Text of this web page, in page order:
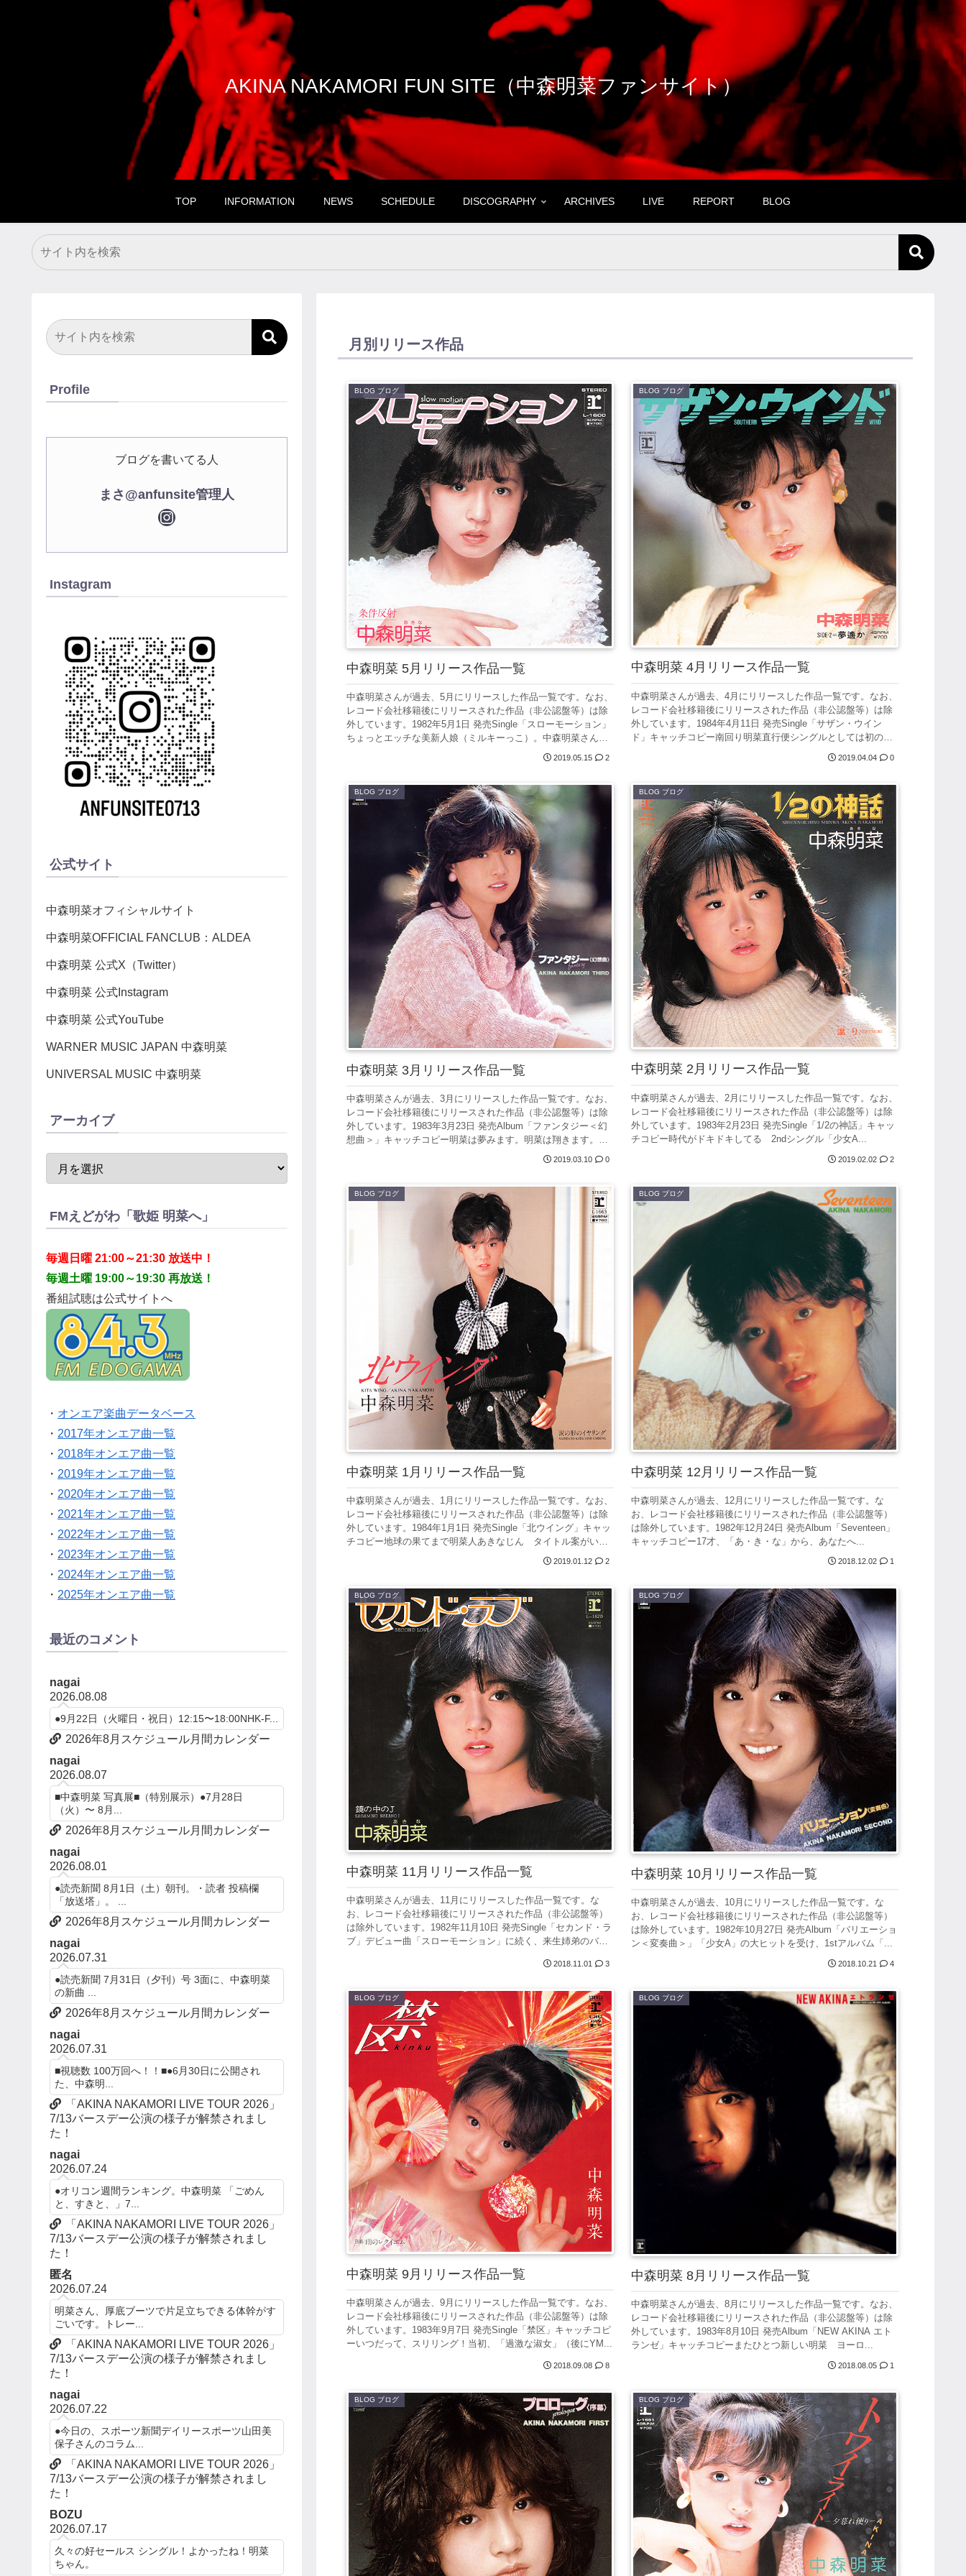
AKINA NAKAMORI FUN SITE（中森明菜ファンサイト）
TOP INFORMATION NEWS SCHEDULE DISCOGRAPHY ARCHIVES LIVE REPORT BLOG
月別リリース作品
BLOG ブログ
中森明菜 5月リリース作品一覧
中森明菜さんが過去、5月にリリースした作品一覧です。なお、
レコード会社移籍後にリリースされた作品（非公認盤等）は除
外しています。1982年5月1日 発売Single「スローモーション」
ちょっとエッチな美新人娘（ミルキーっこ）。中森明菜さん
2019.05.15 2
BLOG ブログ
中森明菜 4月リリース作品一覧
中森明菜さんが過去、4月にリリースした作品一覧です。なお、
レコード会社移籍後にリリースされた作品（非公認盤等）は除
外しています。1984年4月11日 発売Single「サザン・ウイン
ド」キャッチコピー南回り明菜直行便シングルとしては初の夏
2019.04.04 0
BLOG ブログ
中森明菜 3月リリース作品一覧
中森明菜さんが過去、3月にリリースした作品一覧です。なお、
レコード会社移籍後にリリースされた作品（非公認盤等）は除
外しています。1983年3月23日 発売Album「ファンタジー＜幻
想曲＞」キャッチコピー明菜は夢みます。明菜は翔きます。そ
2019.03.10 0
BLOG ブログ
中森明菜 2月リリース作品一覧
中森明菜さんが過去、2月にリリースした作品一覧です。なお、
レコード会社移籍後にリリースされた作品（非公認盤等）は除
外しています。1983年2月23日 発売Single「1/2の神話」キャッ
チコピー時代がドキドキしてる 2ndシングル「少女A...
2019.02.02 2
BLOG ブログ
中森明菜 1月リリース作品一覧
中森明菜さんが過去、1月にリリースした作品一覧です。なお、
レコード会社移籍後にリリースされた作品（非公認盤等）は除
外しています。1984年1月1日 発売Single「北ウイング」キャッ
チコピー地球の果てまで明菜人あきなじん タイトル案がい
2019.01.12 2
BLOG ブログ
中森明菜 12月リリース作品一覧
中森明菜さんが過去、12月にリリースした作品一覧です。な
お、レコード会社移籍後にリリースされた作品（非公認盤等）
は除外しています。1982年12月24日 発売Album「Seventeen」
キャッチコピー17才、「あ・き・な」から、あなたへ...
2018.12.02 1
BLOG ブログ
中森明菜 11月リリース作品一覧
中森明菜さんが過去、11月にリリースした作品一覧です。な
お、レコード会社移籍後にリリースされた作品（非公認盤等）
は除外しています。1982年11月10日 発売Single「セカンド・ラ
ブ」デビュー曲「スローモーション」に続く、来生姉弟のバ
2018.11.01 3
BLOG ブログ
中森明菜 10月リリース作品一覧
中森明菜さんが過去、10月にリリースした作品一覧です。な
お、レコード会社移籍後にリリースされた作品（非公認盤等）
は除外しています。1982年10月27日 発売Album「バリエーショ
ン＜変奏曲＞」「少女A」の大ヒットを受け、1stアルバム「...
2018.10.21 4
BLOG ブログ
中森明菜 9月リリース作品一覧
中森明菜さんが過去、9月にリリースした作品一覧です。なお、
レコード会社移籍後にリリースされた作品（非公認盤等）は除
外しています。1983年9月7日 発売Single「禁区」キャッチコピ
ーいつだって、スリリング！当初、「過激な淑女」（後にYM...
2018.09.08 8
BLOG ブログ
中森明菜 8月リリース作品一覧
中森明菜さんが過去、8月にリリースした作品一覧です。なお、
レコード会社移籍後にリリースされた作品（非公認盤等）は除
外しています。1983年8月10日 発売Album「NEW AKINA エト
ランゼ」キャッチコピーまたひとつ新しい明菜 ヨーロ...
2018.08.05 1
BLOG ブログ BLOG ブログ
Profile
ブログを書いてる人
まさ@anfunsite管理人
Instagram
公式サイト
中森明菜オフィシャルサイト
中森明菜OFFICIAL FANCLUB：ALDEA
中森明菜 公式X（Twitter）
中森明菜 公式Instagram
中森明菜 公式YouTube
WARNER MUSIC JAPAN 中森明菜
UNIVERSAL MUSIC 中森明菜
アーカイブ
FMえどがわ「歌姫 明菜へ」
毎週日曜 21:00～21:30 放送中！
毎週土曜 19:00～19:30 再放送！
番組試聴は公式サイトへ
・ オンエア楽曲データベース
・ 2017年オンエア曲一覧
・ 2018年オンエア曲一覧
・ 2019年オンエア曲一覧
・ 2020年オンエア曲一覧
・ 2021年オンエア曲一覧
・ 2022年オンエア曲一覧
・ 2023年オンエア曲一覧
・ 2024年オンエア曲一覧
・ 2025年オンエア曲一覧
最近のコメント
nagai
2026.08.08
●9月22日（火曜日・祝日）12:15〜18:00NHK-F...
2026年8月スケジュール月間カレンダー
nagai
2026.08.07
■中森明菜 写真展■（特別展示）●7月28日
（火）〜 8月...
2026年8月スケジュール月間カレンダー
nagai
2026.08.01
●読売新聞 8月1日（土）朝刊。・読者 投稿欄
「放送塔」。 ...
2026年8月スケジュール月間カレンダー
nagai
2026.07.31
●読売新聞 7月31日（夕刊）号 3面に、中森明菜
の新曲 ...
2026年8月スケジュール月間カレンダー
nagai
2026.07.31
■視聴数 100万回へ！！■●6月30日に公開され
た、中森明...
「AKINA NAKAMORI LIVE TOUR 2026」
7/13バースデー公演の様子が解禁されまし
た！
nagai
2026.07.24
●オリコン週間ランキング。中森明菜 「ごめん
と、すきと、」7...
「AKINA NAKAMORI LIVE TOUR 2026」
7/13バースデー公演の様子が解禁されまし
た！
匿名
2026.07.24
明菜さん、厚底ブーツで片足立ちできる体幹がす
ごいです。トレー...
「AKINA NAKAMORI LIVE TOUR 2026」
7/13バースデー公演の様子が解禁されまし
た！
nagai
2026.07.22
●今日の、スポーツ新聞デイリースポーツ山田美
保子さんのコラム...
「AKINA NAKAMORI LIVE TOUR 2026」
7/13バースデー公演の様子が解禁されまし
た！
BOZU
2026.07.17
久々の好セールス シングル！よかったね！明菜
ちゃん。